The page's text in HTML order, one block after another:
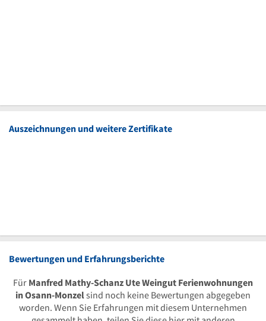
Auszeichnungen und weitere Zertifikate
Bewertungen und Erfahrungsberichte
Für Manfred Mathy-Schanz Ute Weingut Ferienwohnungen
in Osann-Monzel sind noch keine Bewertungen abgegeben
worden. Wenn Sie Erfahrungen mit diesem Unternehmen